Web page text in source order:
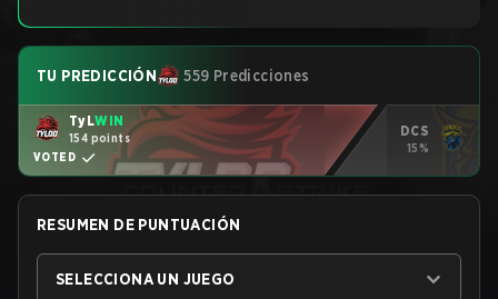
TU PREDICCIÓN 559 Predicciones
TyLWIN
154 points
VOTED
DCS
15%
RESUMEN DE PUNTUACIÓN
SELECCIONA UN JUEGO